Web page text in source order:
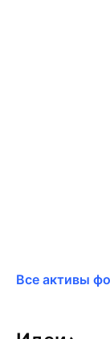
Все активы